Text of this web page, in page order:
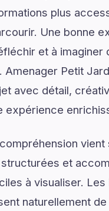
plus
Une bonne
et à imaginer
Amenager Petit
avec détail,
expérience
vient
structurées et
à visualiser. Les
naturellement